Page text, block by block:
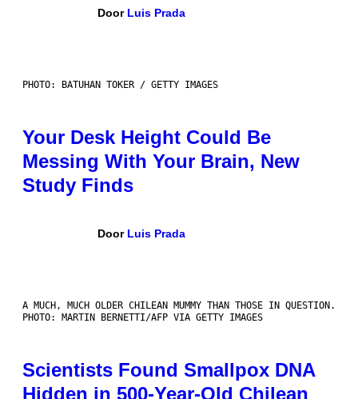
Door Luis Prada
PHOTO: BATUHAN TOKER / GETTY IMAGES
Your Desk Height Could Be
Messing With Your Brain, New
Study Finds
Door Luis Prada
A MUCH, MUCH OLDER CHILEAN MUMMY THAN THOSE IN QUESTION.
PHOTO: MARTIN BERNETTI/AFP VIA GETTY IMAGES
Scientists Found Smallpox DNA
Hidden in 500-Year-Old Chilean